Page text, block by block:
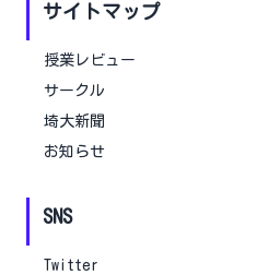
サイトマップ
授業レビュー
サークル
埼大新聞
お知らせ
SNS
Twitter